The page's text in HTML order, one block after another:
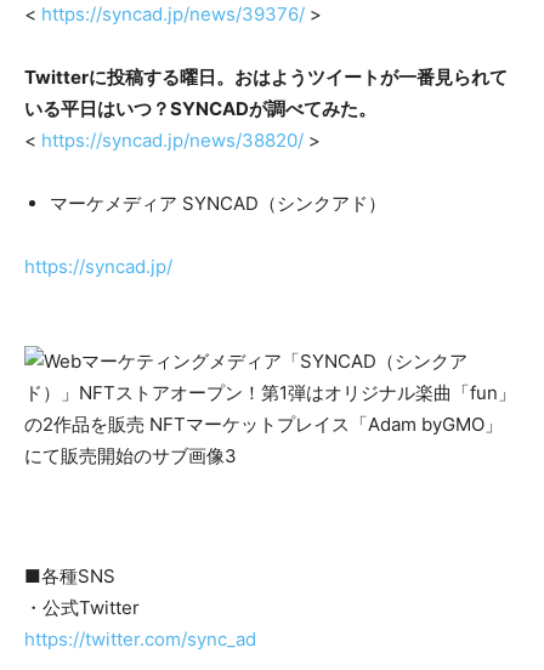
< https://syncad.jp/news/39376/ >
Twitterに投稿する曜日。おはようツイートが一番見られて
いる平日はいつ？SYNCADが調べてみた。
< https://syncad.jp/news/38820/ >
マーケメディア SYNCAD（シンクアド）
https://syncad.jp/
■各種SNS
・公式Twitter
https://twitter.com/sync_ad